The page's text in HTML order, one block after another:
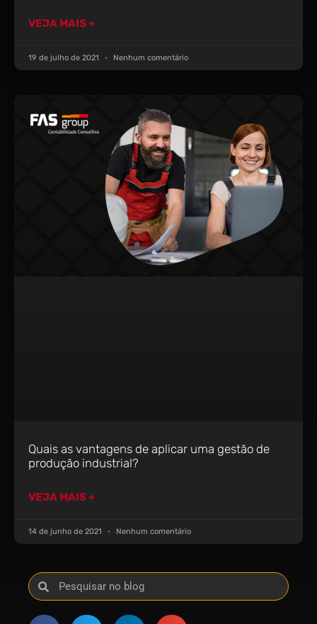
VEJA MAIS +
19 de julho de 2021 Nenhum comentário
Quais as vantagens de aplicar uma gestão de
produção industrial?
VEJA MAIS +
14 de junho de 2021 Nenhum comentário